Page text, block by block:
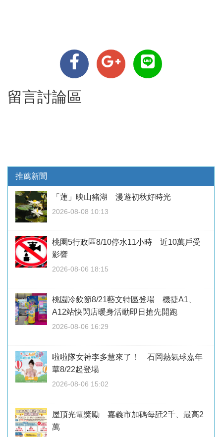
留言討論區
推薦新聞
「蓮」映山豬湖 漫遊初秋好時光
2026-08-08 10:13
桃園5行政區8/10停水11小時 近10萬戶受
影響
2026-08-06 18:15
桃園冷飲節8/21藝文特區登場 機捷A1、
A12站快閃店暖身活動即日搶先開跑
2026-08-06 16:29
啦啦隊女神李多慧來了！ 石岡熱氣球嘉年
華8/22起登場
2026-08-06 15:02
屋頂光電獎勵 嘉義市加碼每瓩2千、最高2
萬